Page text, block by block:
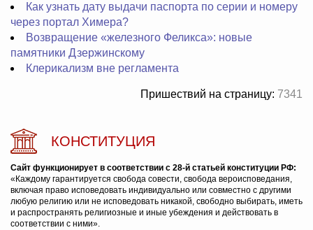
Как узнать дату выдачи паспорта по серии и номеру
через портал Химера?
Возвращение «железного Феликса»: новые
памятники Дзержинскому
Клерикализм вне регламента
Пришествий на страницу: 7341
КОНСТИТУЦИЯ
Сайт функционирует в соответствии с 28-й статьей конституции РФ:
«Каждому гарантируется свобода совести, свобода вероисповедания,
включая право исповедовать индивидуально или совместно с другими
любую религию или не исповедовать никакой, свободно выбирать, иметь
и распространять религиозные и иные убеждения и действовать в
соответствии с ними».